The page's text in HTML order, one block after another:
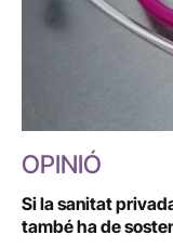
OPINIÓ
Si la sanitat
també ha de